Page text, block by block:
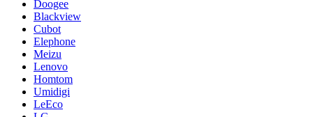
Doogee
Blackview
Cubot
Elephone
Meizu
Lenovo
Homtom
Umidigi
LeEco